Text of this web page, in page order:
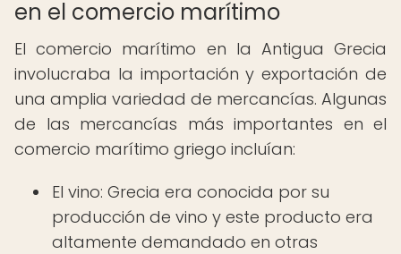
en el comercio marítimo
El comercio marítimo en la Antigua Grecia
involucraba la importación y exportación de
una amplia variedad de mercancías. Algunas
de las mercancías más importantes en el
comercio marítimo griego incluían:
El vino: Grecia era conocida por su
producción de vino y este producto era
altamente demandado en otras